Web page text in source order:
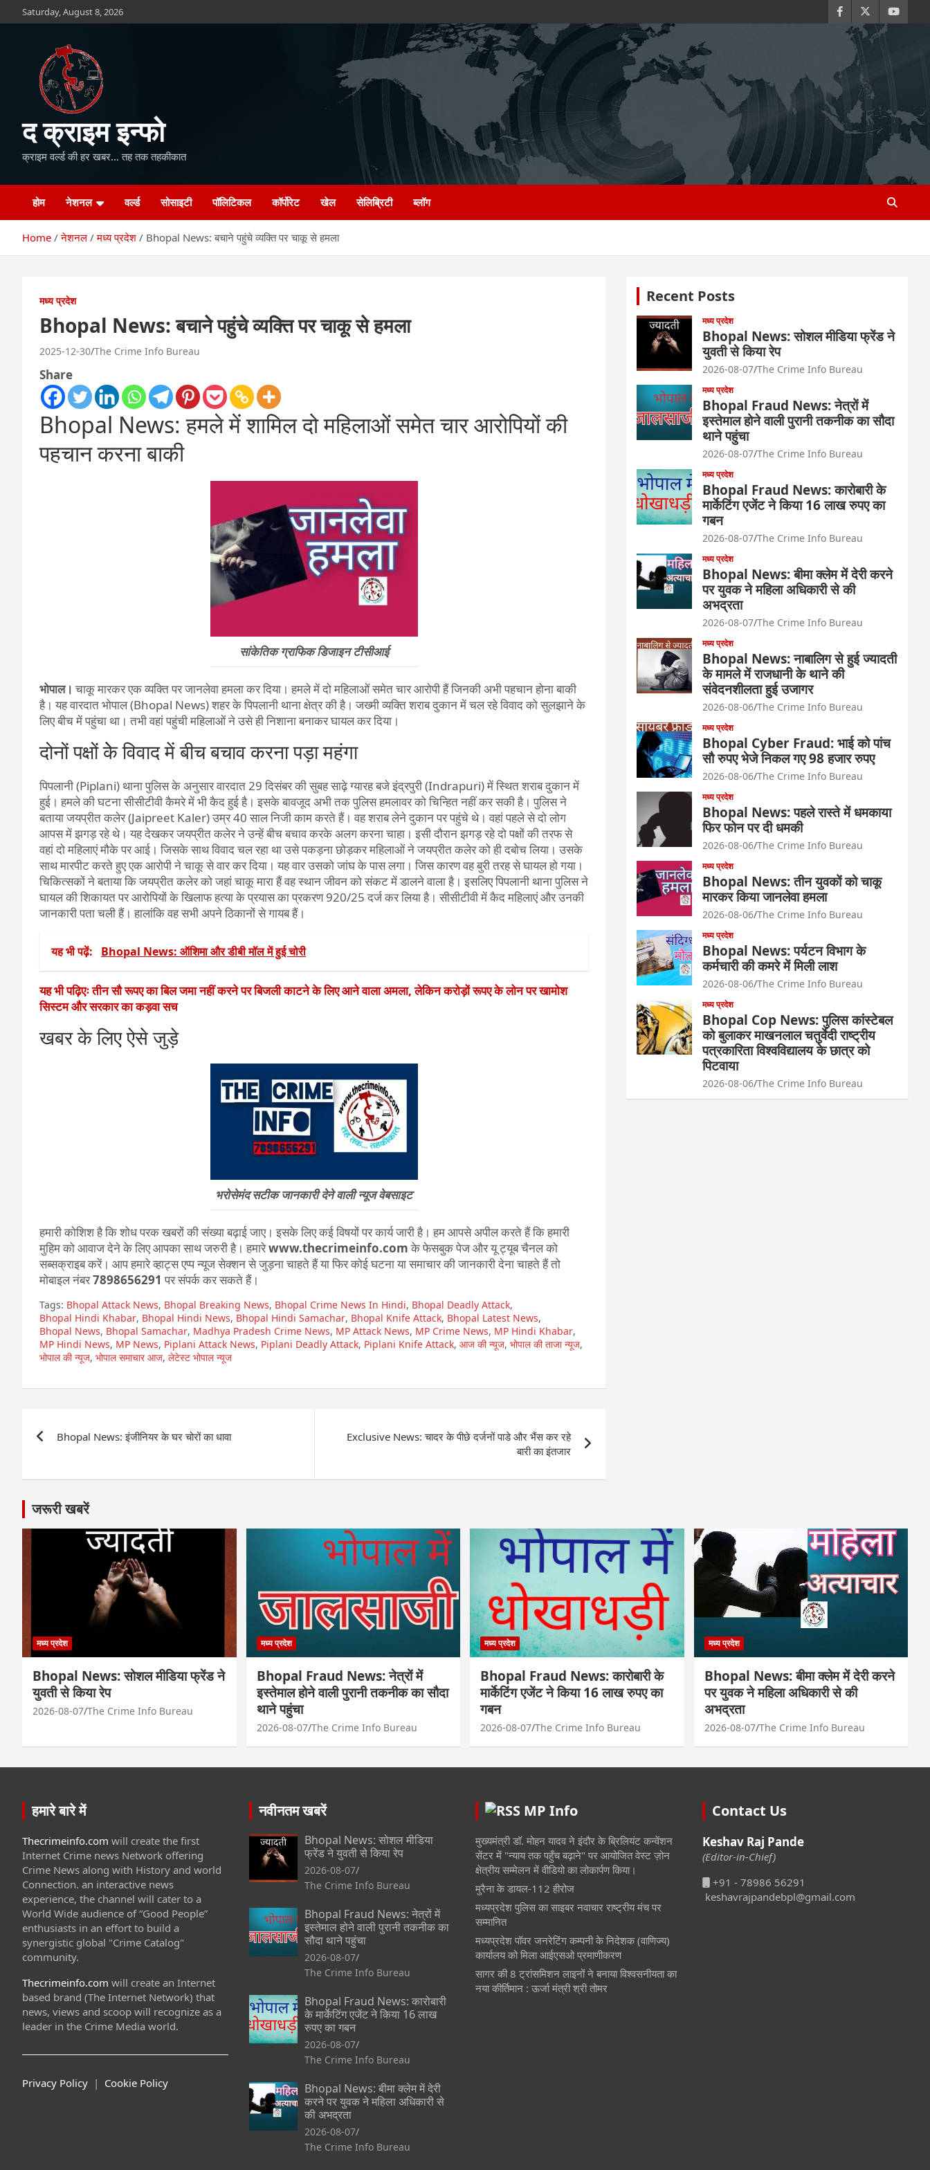
to
Saturday, August 8, 2026
द क्राइम इन्फो
क्राइम वर्ल्ड की हर खबर… तह तक तहकीकात
होम नेशनल वर्ल्ड सोसाइटी पॉलिटिकल कॉर्पोरेट खेल सेलिब्रिटी ब्लॉग
Home नेशनल मध्य प्रदेश Bhopal News: बचाने पहुंचे व्यक्ति पर चाकू से हमला
मध्य प्रदेश
Bhopal News: बचाने पहुंचे व्यक्ति पर चाकू से हमला
2025-12-30 The Crime Info Bureau
Share
Bhopal News: हमले में शामिल दो महिलाओं समेत चार आरोपियों की
पहचान करना बाकी
सांकेतिक ग्राफिक डिजाइन टीसीआई
भोपाल। चाकू मारकर एक व्यक्ति पर जानलेवा हमला कर दिया। हमले में दो महिलाओं समेत चार आरोपी हैं जिनकी अभी पहचान होना बाकी
है। यह वारदात भोपाल (Bhopal News) शहर के पिपलानी थाना क्षेत्र की है। जख्मी व्यक्ति शराब दुकान में चल रहे विवाद को सुलझाने के
लिए बीच में पहुंचा था। तभी वहां पहुंची महिलाओं ने उसे ही निशाना बनाकर घायल कर दिया।
दोनों पक्षों केे विवाद में बीच बचाव करना पड़ा महंगा
पिपलानी (Piplani) थाना पुलिस के अनुसार वारदात 29 दिसंबर की सुबह साढ़े ग्यारह बजे इंद्रपुरी (Indrapuri) में स्थित शराब दुकान में
हुई। हमले की घटना सीसीटीवी कैमरे में भी कैद हुई है। इसके बावजूद अभी तक पुलिस हमलावर को चिन्हित नहीं कर सकी है। पुलिस ने
बताया जयप्रीत कलेर (Jaipreet Kaler) उम्र 40 साल निजी काम करते हैं। वह शराब लेने दुकान पर पहुंचे थे। वहां पहले से दो लोग
आपस में झगड़ रहे थे। यह देखकर जयप्रीत कलेर ने उन्हें बीच बचाव करके अलग करना चाहा। इसी दौरान झगड़ रहे दो पक्षों की तरफ से
वहां दो महिलाएं मौके पर आई। जिसके साथ विवाद चल रहा था उसे पकड़ना छोड़कर महिलाओं ने जयप्रीत कलेर को ही दबोच लिया। उसके
साथ मारपीट करते हुए एक आरोपी ने चाकू से वार कर दिया। यह वार उसको जांघ के पास लगा। जिस कारण वह बुरी तरह से घायल हो गया।
चिकित्सकों ने बताया कि जयप्रीत कलेर को जहां चाकू मारा हैं वह स्थान जीवन को संकट में डालने वाला है। इसलिए पिपलानी थाना पुलिस ने
घायल की शिकायत पर आरोपियों के खिलाफ हत्या के प्रयास का प्रकरण 920/25 दर्ज कर लिया है। सीसीटीवी में कैद महिलाएं और उनकी
जानकारी पता चली हैं। हालांकि वह सभी अपने ठिकानों से गायब हैं।
यह भी पढ़ें: Bhopal News: ऑशिमा और डीबी मॉल में हुई चोरी
यह भी पढ़िएः तीन सौ रूपए का बिल जमा नहीं करने पर बिजली काटने के लिए आने वाला अमला, लेकिन करोड़ों रूपए के लोन पर खामोश
सिस्टम और सरकार का कड़वा सच
खबर के लिए ऐसे जुड़े
भरोसेमंद सटीक जानकारी देने वाली न्यूज वेबसाइट
हमारी कोशिश है कि शोध परक खबरों की संख्या बढ़ाई जाए। इसके लिए कई विषयों पर कार्य जारी है। हम आपसे अपील करते हैं कि हमारी
मुहिम को आवाज देने के लिए आपका साथ जरुरी है। हमारेwww.thecrimeinfo.comके फेसबुक पेज और यू ट्यूब चैनल को
सब्सक्राइब करें। आप हमारे व्हाट्स एप्प न्यूज सेक्शन से जुड़ना चाहते हैं या फिर कोई घटना या समाचार की जानकारी देना चाहते हैं तो
मोबाइल नंबर7898656291 पर संपर्क कर सकते हैं।
Tags: Bhopal Attack News, Bhopal Breaking News, Bhopal Crime News In Hindi, Bhopal Deadly Attack,
Bhopal Hindi Khabar, Bhopal Hindi News, Bhopal Hindi Samachar, Bhopal Knife Attack, Bhopal Latest News,
Bhopal News, Bhopal Samachar, Madhya Pradesh Crime News, MP Attack News, MP Crime News, MP Hindi Khabar,
MP Hindi News, MP News, Piplani Attack News, Piplani Deadly Attack, Piplani Knife Attack, आज की न्यूज, भोपाल की ताजा न्यूज,
भोपाल की न्यूज, भोपाल समाचार आज, लेटेस्ट भोपाल न्यूज
navigation
Bhopal News: इंजीनियर के घर चोरों का धावा
Exclusive News: चादर के पीछे दर्जनों पाडे और भैंस कर रहे
बारी का इंतजार
Recent Posts
मध्य प्रदेश
Bhopal News: सोशल मीडिया फ्रेंड ने
युवती से किया रेप
2026-08-07 The Crime Info Bureau
मध्य प्रदेश
Bhopal Fraud News: नेत्रों में
इस्तेमाल होने वाली पुरानी तकनीक का सौदा
थाने पहुंचा
2026-08-07 The Crime Info Bureau
मध्य प्रदेश
Bhopal Fraud News: कारोबारी के
मार्केटिंग एजेंट ने किया 16 लाख रुपए का
गबन
2026-08-07 The Crime Info Bureau
मध्य प्रदेश
Bhopal News: बीमा क्लेम में देरी करने
पर युवक ने महिला अधिकारी से की
अभद्रता
2026-08-07 The Crime Info Bureau
मध्य प्रदेश
Bhopal News: नाबालिग से हुई ज्यादती
के मामले में राजधानी के थाने की
संवेदनशीलता हुई उजागर
2026-08-06 The Crime Info Bureau
मध्य प्रदेश
Bhopal Cyber Fraud: भाई को पांच
सौ रुपए भेजे निकल गए 98 हजार रुपए
2026-08-06 The Crime Info Bureau
मध्य प्रदेश
Bhopal News: पहले रास्ते में धमकाया
फिर फोन पर दी धमकी
2026-08-06 The Crime Info Bureau
मध्य प्रदेश
Bhopal News: तीन युवकों को चाकू
मारकर किया जानलेवा हमला
2026-08-06 The Crime Info Bureau
मध्य प्रदेश
Bhopal News: पर्यटन विभाग के
कर्मचारी की कमरे में मिली लाश
2026-08-06 The Crime Info Bureau
मध्य प्रदेश
Bhopal Cop News: पुलिस कांस्टेबल
को बुलाकर माखनलाल चतुर्वेदी राष्ट्रीय
पत्रकारिता विश्वविद्यालय के छात्र को
पिटवाया
2026-08-06 The Crime Info Bureau
जरूरी खबरें
मध्य प्रदेश
Bhopal News: सोशल मीडिया फ्रेंड ने
युवती से किया रेप
2026-08-07 The Crime Info Bureau
मध्य प्रदेश
Bhopal Fraud News: नेत्रों में
इस्तेमाल होने वाली पुरानी तकनीक का सौदा
थाने पहुंचा
2026-08-07 The Crime Info Bureau
मध्य प्रदेश
Bhopal Fraud News: कारोबारी के
मार्केटिंग एजेंट ने किया 16 लाख रुपए का
गबन
2026-08-07 The Crime Info Bureau
मध्य प्रदेश
Bhopal News: बीमा क्लेम में देरी करने
पर युवक ने महिला अधिकारी से की
अभद्रता
2026-08-07 The Crime Info Bureau
हमारे बारे में
Thecrimeinfo.com will create the first
Internet Crime news Network offering
Crime News along with History and world
Connection. an interactive news
experience, the channel will cater to a
World Wide audience of “Good People”
enthusiasts in an effort to build a
synergistic global "Crime Catalog"
community.
Thecrimeinfo.com will create an Internet
based brand (The Internet Network) that
news, views and scoop will recognize as a
leader in the Crime Media world.
Privacy Policy | Cookie Policy
नवीनतम खबरें
Bhopal News: सोशल मीडिया
फ्रेंड ने युवती से किया रेप
2026-08-07
The Crime Info Bureau
Bhopal Fraud News: नेत्रों में
इस्तेमाल होने वाली पुरानी तकनीक का
सौदा थाने पहुंचा
2026-08-07
The Crime Info Bureau
Bhopal Fraud News: कारोबारी
के मार्केटिंग एजेंट ने किया 16 लाख
रुपए का गबन
2026-08-07
The Crime Info Bureau
Bhopal News: बीमा क्लेम में देरी
करने पर युवक ने महिला अधिकारी से
की अभद्रता
2026-08-07
The Crime Info Bureau
MP Info
मुख्यमंत्री डॉ. मोहन यादव ने इंदौर के ब्रिलियंट कन्वेंशन
सेंटर में "न्याय तक पहुँच बढ़ाने" पर आयोजित वेस्ट ज़ोन
क्षेत्रीय सम्मेलन में वीडियो का लोकार्पण किया।
मुरैना के डायल-112 हीरोज
मध्यप्रदेश पुलिस का साइबर नवाचार राष्ट्रीय मंच पर
सम्मानित
मध्यप्रदेश पॉवर जनरेटिंग कम्पनी के निदेशक (वाणिज्य)
कार्यालय को मिला आईएसओ प्रमाणीकरण
सागर की 8 ट्रांसमिशन लाइनों ने बनाया विश्वसनीयता का
नया कीर्तिमान : ऊर्जा मंत्री श्री तोमर
Contact Us
Keshav Raj Pande
(Editor-in-Chief)
+91 - 78986 56291
keshavrajpandebpl@gmail.com